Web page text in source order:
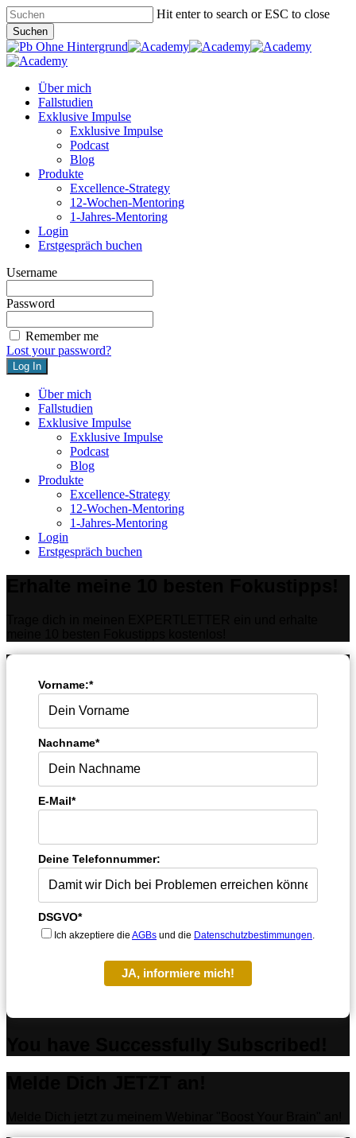
Skip
to
main
content
Hit enter to search or ESC to close
Suchen
Close
Search
Menu
Über mich
Fallstudien
Exklusive Impulse
Exklusive Impulse
Podcast
Blog
Produkte
Excellence-Strategy
12-Wochen-Mentoring
1-Jahres-Mentoring
Login
Erstgespräch buchen
Username
Password
Remember me
Lost your password?
Close
Menu
Über mich
Fallstudien
Exklusive Impulse
Exklusive Impulse
Podcast
Blog
Produkte
Excellence-Strategy
12-Wochen-Mentoring
1-Jahres-Mentoring
Login
Erstgespräch buchen
Vorname:*
Nachname*
E-Mail*
Deine Telefonnummer:
DSGVO*
Ich akzeptiere die AGBs und die Datenschutzbestimmungen.
JA, informiere mich!